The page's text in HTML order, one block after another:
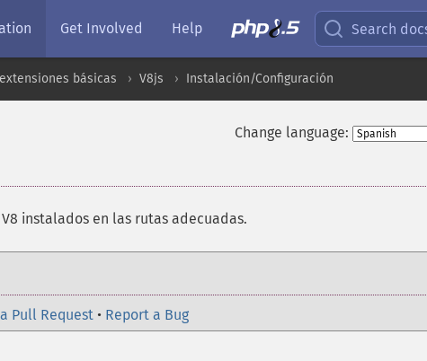
Get Involved Help Search
básicas V8js Instalación/Configuración
Change language:
instalados en las rutas adecuadas.
Pull Request • Report a Bug